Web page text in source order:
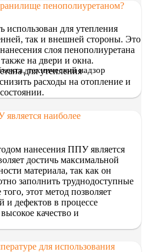
технический надзор
пенополиуретаном?
для утепления
так и внешней стороны. Это
слоя пенополиуретана
на двери и окна.
для утепления
расходы на отопление и
наиболее
нанесения ППУ является
достичь максимальной
материала, так как он
заполнить труднодоступные
этот метод позволяет
и дефектов в процессе
качество и
для использования